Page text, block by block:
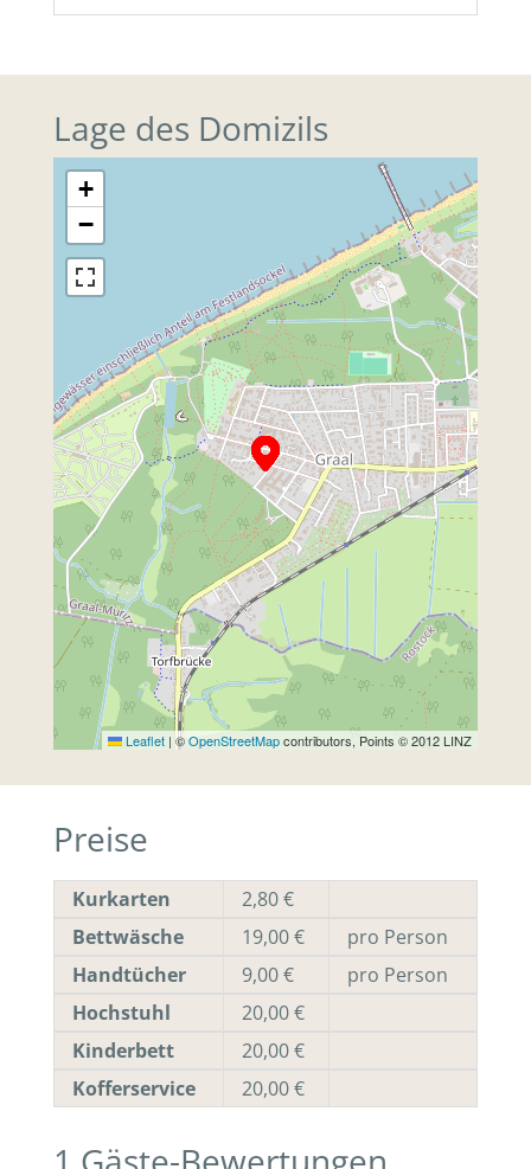
Lage des Domizils
+
−
Leaflet | ©OpenStreetMapcontributors, Points © 2012 LINZ
Preise
Kurkarten
2,80 €
Bettwäsche
19,00 €
pro Person
Handtücher
9,00 €
pro Person
Hochstuhl
20,00 €
Kinderbett
20,00 €
Kofferservice
20,00 €